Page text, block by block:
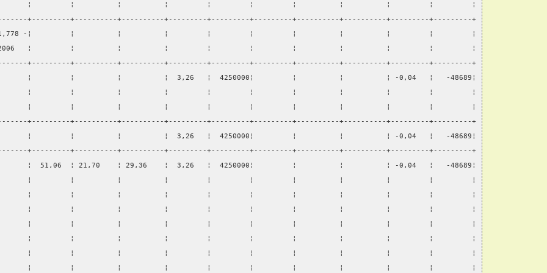
¦       ¦         ¦          ¦          ¦         ¦         ¦         ¦          ¦          ¦         ¦         ¦
+---------+----------+----------+---------+---------+---------+----------+----------+---------+---------+
¦1,778 -¦         ¦          ¦          ¦         ¦         ¦         ¦          ¦          ¦         ¦         ¦
¦2006   ¦         ¦          ¦          ¦         ¦         ¦         ¦          ¦          ¦         ¦         ¦
+---------+----------+----------+---------+---------+---------+----------+----------+---------+---------+
¦         ¦          ¦          ¦  3,26   ¦  4250000¦         ¦          ¦          ¦ -0,04   ¦   -48689¦
¦       ¦         ¦          ¦          ¦         ¦         ¦         ¦          ¦          ¦         ¦         ¦
¦       ¦         ¦          ¦          ¦         ¦         ¦         ¦          ¦          ¦         ¦         ¦
+---------+----------+----------+---------+---------+---------+----------+----------+---------+---------+
¦       ¦         ¦          ¦          ¦  3,26   ¦  4250000¦         ¦          ¦          ¦ -0,04   ¦   -48689¦
+---------+----------+----------+---------+---------+---------+----------+----------+---------+---------+
¦  51,06  ¦ 21,70    ¦ 29,36    ¦  3,26   ¦  4250000¦         ¦          ¦          ¦ -0,04   ¦   -48689¦
(42)    ¦       ¦         ¦          ¦          ¦         ¦         ¦         ¦          ¦          ¦         ¦         ¦
¦       ¦         ¦          ¦          ¦         ¦         ¦         ¦          ¦          ¦         ¦         ¦
¦       ¦         ¦          ¦          ¦         ¦         ¦         ¦          ¦          ¦         ¦         ¦
¦       ¦         ¦          ¦          ¦         ¦         ¦         ¦          ¦          ¦         ¦         ¦
¦       ¦         ¦          ¦          ¦         ¦         ¦         ¦          ¦          ¦         ¦         ¦
¦       ¦         ¦          ¦          ¦         ¦         ¦         ¦          ¦          ¦         ¦         ¦
¦       ¦         ¦          ¦          ¦         ¦         ¦         ¦          ¦          ¦         ¦         ¦